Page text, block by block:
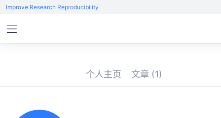
Improve Research Reproducibility
个人主页 文章 (1)